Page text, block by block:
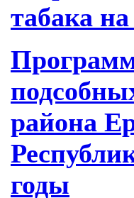
табака
района
годы